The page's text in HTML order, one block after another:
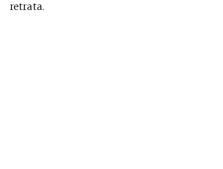
retrata.